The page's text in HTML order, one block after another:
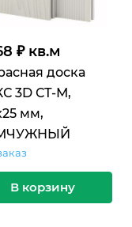
₽ кв.м
доска
3D СТ-М,
мм,
В корзину